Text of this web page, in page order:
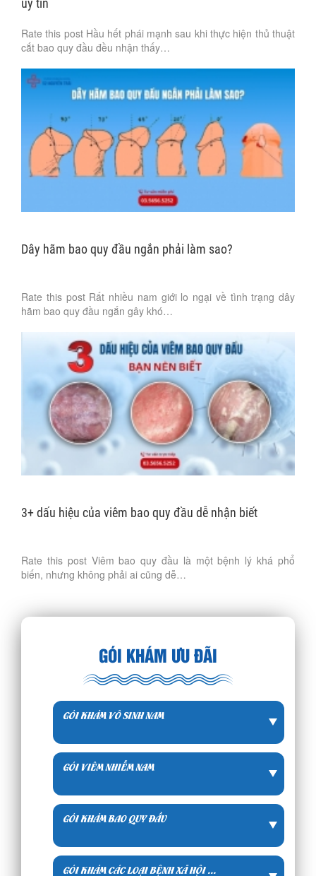
uy tín
Rate this post Hầu hết phái mạnh sau khi thực hiện thủ thuật
cắt bao quy đầu đều nhận thấy…
Dây hãm bao quy đầu ngắn phải làm sao?
Rate this post Rất nhiều nam giới lo ngại về tình trạng dây
hãm bao quy đầu ngắn gây khó…
3+ dấu hiệu của viêm bao quy đầu dễ nhận biết
Rate this post Viêm bao quy đầu là một bệnh lý khá phổ
biến, nhưng không phải ai cũng dễ…
GÓI KHÁM ƯU ĐÃI
GÓI KHÁM VÔ SINH NAM
GÓI VIÊM NHIỄM NAM
GÓI KHÁM BAO QUY ĐẦU
GÓI KHÁM CÁC LOẠI BỆNH XÃ HỘI ...